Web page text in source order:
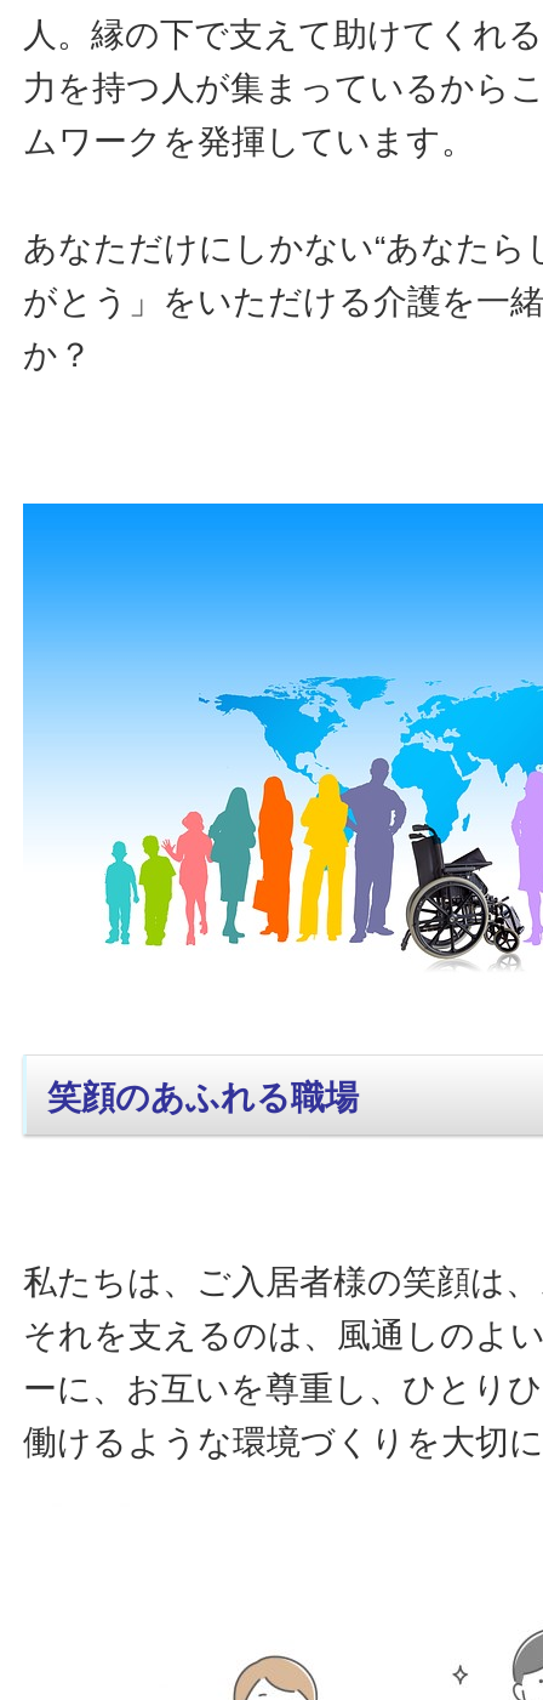
人。縁の下で支えて助けてくれ
力を持つ人が集まっているから
ムワークを発揮しています。
あなただけにしかない“あなたら
がとう」をいただける介護を一
か？
笑顔のあふれる職場
私たちは、ご入居者様の笑顔は
それを支えるのは、風通しのよ
ーに、お互いを尊重し、ひとり
働けるような環境づくりを大切